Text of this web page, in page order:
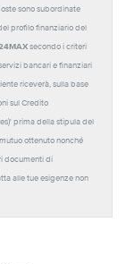
sono subordinate
profilo finanziario del
secondo i criteri
bancari e finanziari
riceverà, sulla base
sul Credito
prima della stipula del
ottenuto nonché
documenti di
alle tue esigenze non